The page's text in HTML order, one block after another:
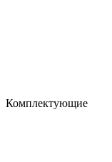
Комплектующие